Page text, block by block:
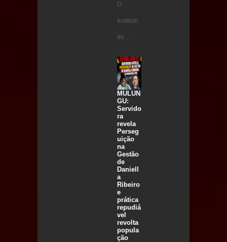
O
Instituto
de ...
MULUN
GU:
Servido
ra
revela
Perseg
uição
na
Gestão
de
Daniell
a
Ribeiro
e
prática
repudiá
vel
revolta
popula
ção